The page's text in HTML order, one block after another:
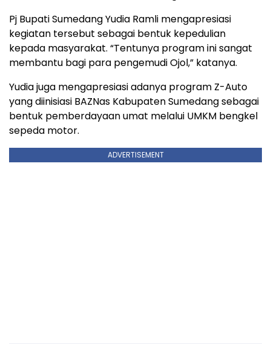
Pj Bupati Sumedang Yudia Ramli mengapresiasi
kegiatan tersebut sebagai bentuk kepedulian
kepada masyarakat. “Tentunya program ini sangat
membantu bagi para pengemudi Ojol,” katanya.
Yudia juga mengapresiasi adanya program Z-Auto
yang diinisiasi BAZNas Kabupaten Sumedang sebagai
bentuk pemberdayaan umat melalui UMKM bengkel
sepeda motor.
ADVERTISEMENT